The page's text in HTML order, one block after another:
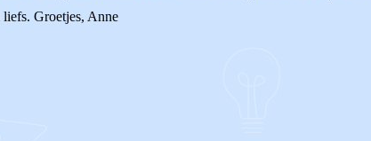
Groetjes, Anne